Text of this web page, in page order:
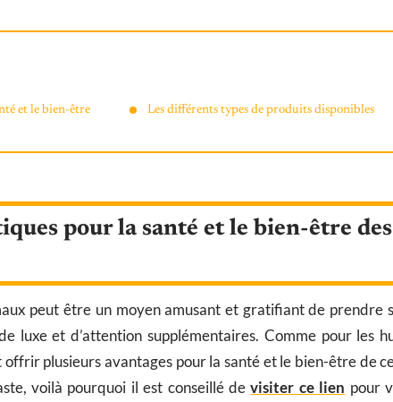
et le bien-être
Les différents types de produits disponibles
pour la santé et le bien-être des
peut être un moyen amusant et gratifiant de prendre
luxe et d’attention supplémentaires. Comme pour les
plusieurs avantages pour la santé et le bien-être de
voilà pourquoi il est conseillé devisiter ce lien pour